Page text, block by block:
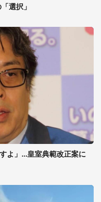
選択」
よ」...皇室典範改正案に